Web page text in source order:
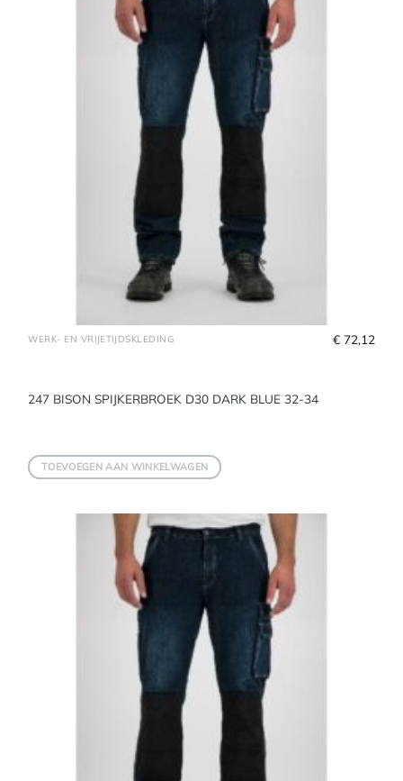
WERK- EN VRIJETIJDSKLEDING
247 BISON SPIJKERBROEK D30 DARK BLUE 32-34
€ 72,12
TOEVOEGEN AAN WINKELWAGEN